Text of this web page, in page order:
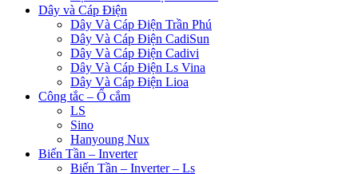
Dây và Cáp Điện
Dây Và Cáp Điện Trần Phú
Dây Và Cáp Điện CadiSun
Dây Và Cáp Điện Cadivi
Dây Và Cáp Điện Ls Vina
Dây Và Cáp Điện Lioa
Công tắc – Ổ cắm
LS
Sino
Hanyoung Nux
Biến Tần – Inverter
Biến Tần – Inverter – Ls